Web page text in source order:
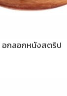
อกลอกหนังสตริป